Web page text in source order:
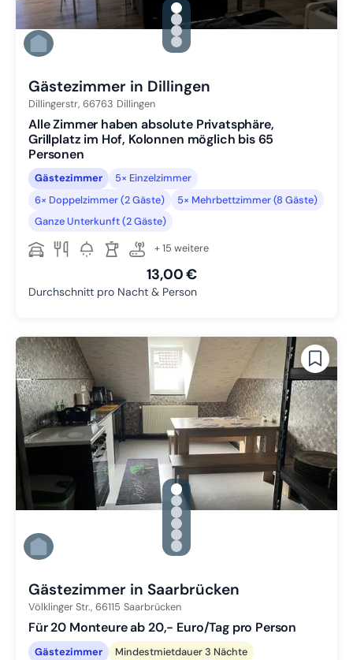
gallery.slide_selector
Zu Slide 1 wechseln
Zu Slide 2 wechseln
Zu Slide 3 wechseln
Zu Slide 4 wechseln
Gästezimmer in Dillingen
Dillingerstr, 66763 Dillingen
Alle Zimmer haben absolute Privatsphäre,
Grillplatz im Hof, Kolonnen möglich bis 65
Personen
Gästezimmer
5× Einzelzimmer
6× Doppelzimmer (2 Gäste)
5× Mehrbettzimmer (8 Gäste)
Ganze Unterkunft (2 Gäste)
+ 15 weitere
13,00 €
Durchschnitt pro Nacht & Person
gallery.slide_selector
Zu Slide 1 wechseln
Zu Slide 2 wechseln
Zu Slide 3 wechseln
Zu Slide 4 wechseln
Zu Slide 5 wechseln
Zu Slide 6 wechseln
Gästezimmer in Saarbrücken
Völklinger Str., 66115 Saarbrücken
Für 20 Monteure ab 20,- Euro/Tag pro Person
Gästezimmer
Mindestmietdauer 3 Nächte